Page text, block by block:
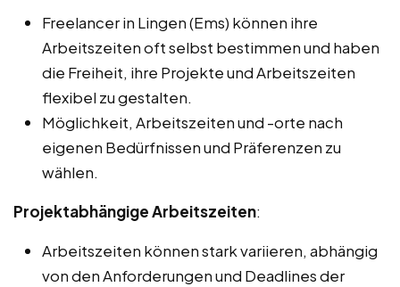
Freelancer in Lingen (Ems) können ihre
Arbeitszeiten oft selbst bestimmen und haben
die Freiheit, ihre Projekte und Arbeitszeiten
flexibel zu gestalten.
Möglichkeit, Arbeitszeiten und -orte nach
eigenen Bedürfnissen und Präferenzen zu
wählen.
Projektabhängige Arbeitszeiten:
Arbeitszeiten können stark variieren, abhängig
von den Anforderungen und Deadlines der